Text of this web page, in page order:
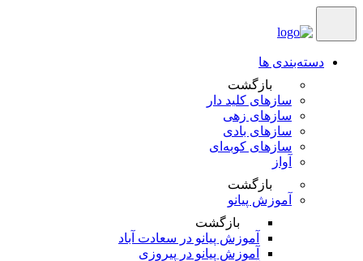
دسته‌بندی ها
بازگشت
سازهای کلید دار
سازهای زهی
سازهای بادی
سازهای کوبه‌‎ای
آواز
بازگشت
آموزش پیانو
بازگشت
آموزش پیانو در سعادت آباد
آموزش پیانو در پیروزی